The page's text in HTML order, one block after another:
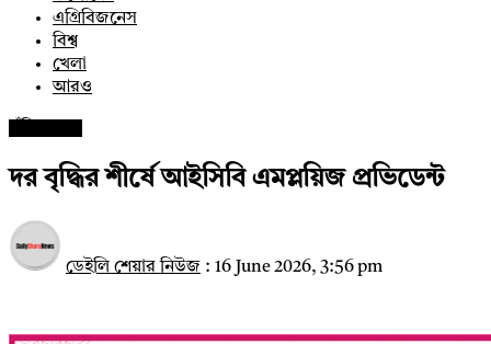
এগ্রিবিজনেস
বিশ্ব
খেলা
আরও
দর বৃদ্ধির শীর্ষে আইসিবি এমপ্লয়িজ প্রভিডেন্ট
ডেইলি শেয়ার নিউজ : 16 June 2026, 3:56 pm